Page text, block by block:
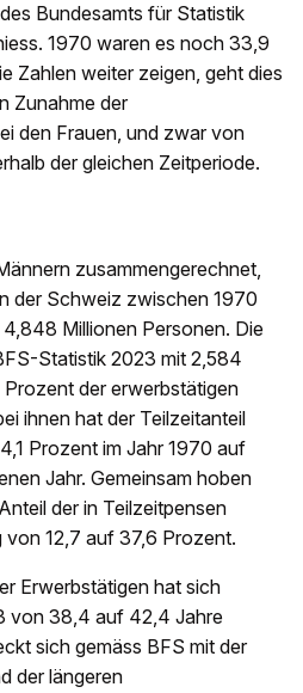
Bundesamts für Statistik
1970 waren es noch 33,9
Zahlen weiter zeigen, geht dies
Zunahme der
den Frauen, und zwar von
der gleichen Zeitperiode.
zusammengerechnet,
der Schweiz zwischen 1970
Millionen Personen. Die
Statistik 2023 mit 2,584
der erwerbstätigen
ihnen hat der Teilzeitanteil
Prozent im Jahr 1970 auf
Jahr. Gemeinsam hoben
der in Teilzeitpensen
12,7 auf 37,6 Prozent.
Erwerbstätigen hat sich
von 38,4 auf 42,4 Jahre
sich gemäss BFS mit der
der längeren